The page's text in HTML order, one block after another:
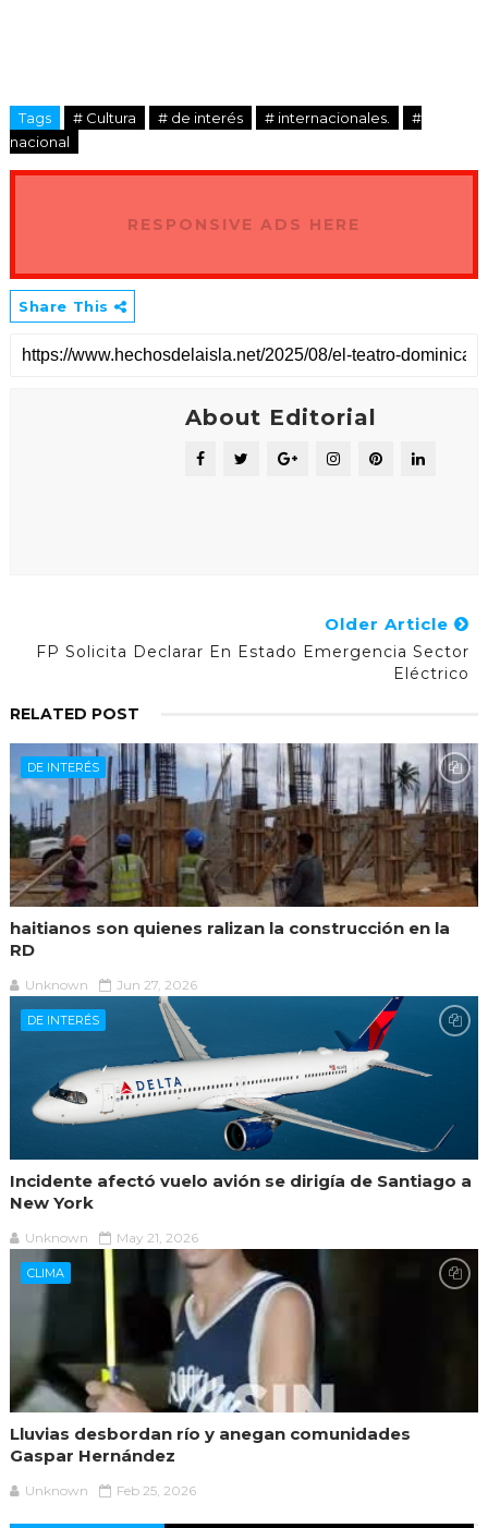
Tags # Cultura # de interés # internacionales.
#
nacional
RESPONSIVE ADS HERE
Share This
About Editorial
Older Article
FP Solicita Declarar En Estado Emergencia Sector
Eléctrico
RELATED POST
DE INTERÉS
haitianos son quienes ralizan la construcción en la
RD
Unknown Jun 27, 2026
DE INTERÉS
Incidente afectó vuelo avión se dirigía de Santiago a
New York
Unknown May 21, 2026
CLIMA
Lluvias desbordan río y anegan comunidades
Gaspar Hernández
Unknown Feb 25, 2026